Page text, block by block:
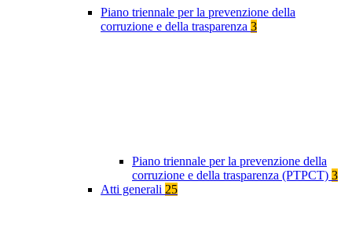
Piano triennale per la prevenzione della
corruzione e della trasparenza 3
Piano triennale per la prevenzione della
corruzione e della trasparenza (PTPCT) 3
Atti generali 25